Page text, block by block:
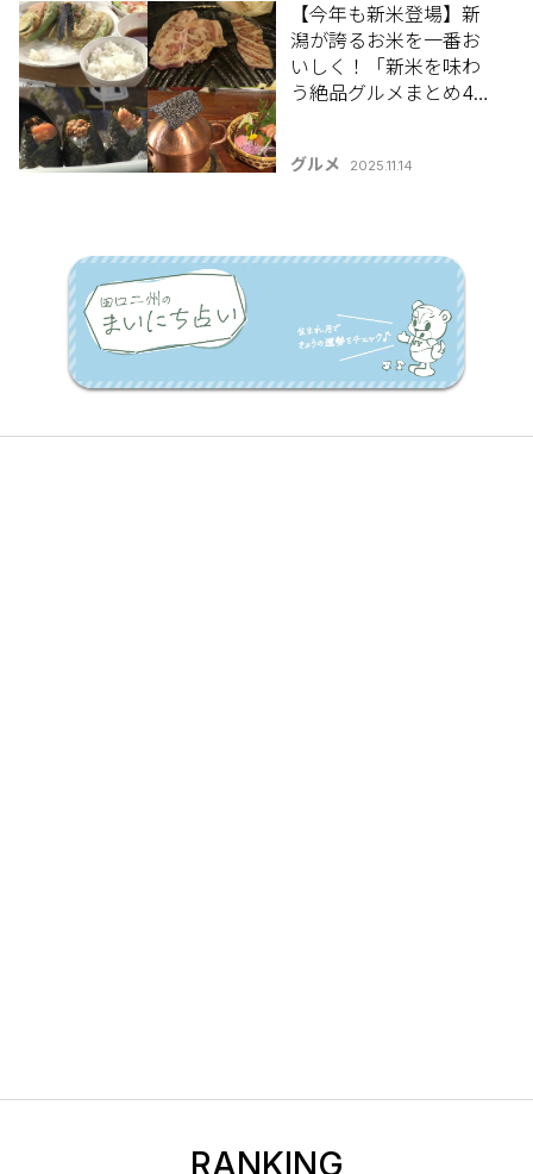
【今年も新米登場】新
潟が誇るお米を一番お
いしく！「新米を味わ
う絶品グルメまとめ4
グルメ 2025.11.14
RANKING